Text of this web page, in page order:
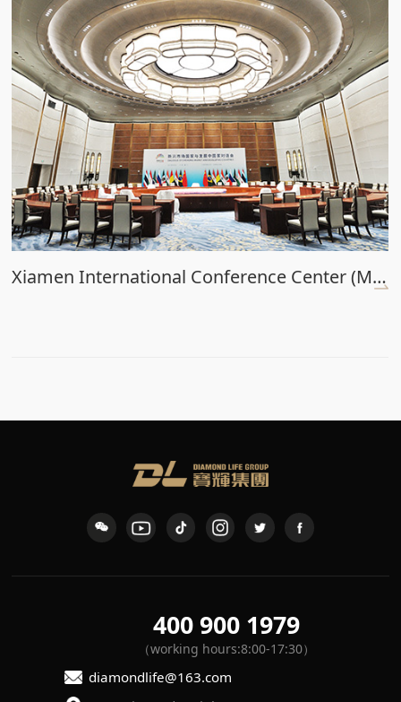
Xiamen International Conference Center (Main Venue)
400 900 1979
（working hours:8:00-17:30）
diamondlife@163.com